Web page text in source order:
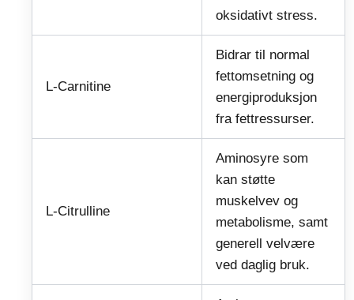
oksidativt stress.
L-Carnitine
Bidrar til normal
fettomsetning og
energiproduksjon
fra fettressurser.
L-Citrulline
Aminosyre som
kan støtte
muskelvev og
metabolisme, samt
generell velvære
ved daglig bruk.